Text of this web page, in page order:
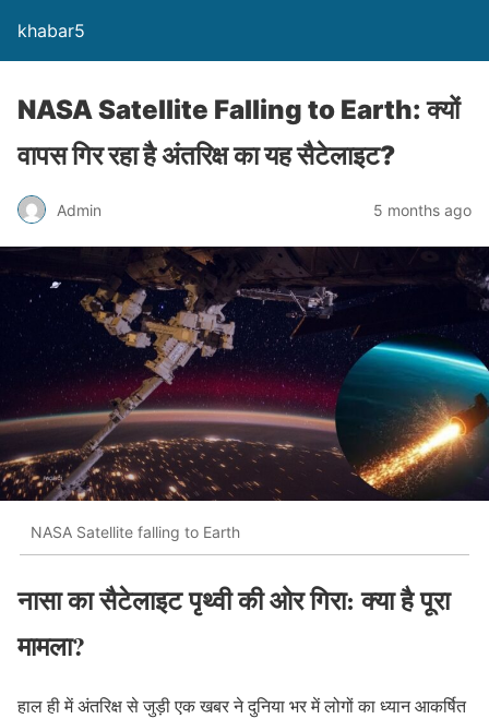
khabar5
NASA Satellite Falling to Earth: क्यों
वापस गिर रहा है अंतरिक्ष का यह सैटेलाइट?
Admin 5 months ago
NASA Satellite falling to Earth
नासाकासैटेलाइटपृथ्वीकीओरगिरा:क्याहैपूरा
मामला?
हालहीमेंअंतरिक्षसेजुड़ीएकखबरनेदुनियाभरमेंलोगोंकाध्यानआकर्षित